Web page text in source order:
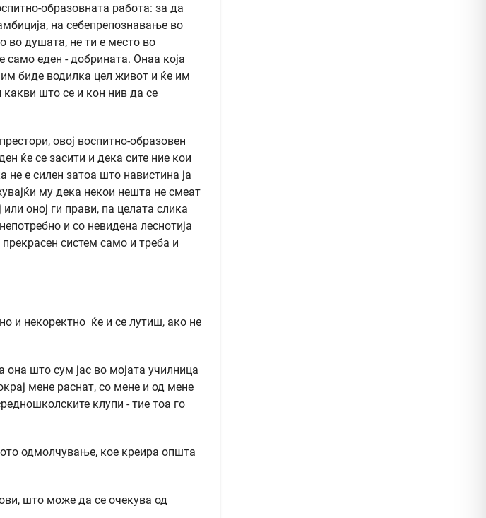
образовната работа: за да
на себепрепознавање во
во душата, не ти е место во
само еден - добрината. Онаа која
им биде водилка цел живот и ќе им
што се и кон нив да се
овој воспитно-образовен
ќе се засити и дека сите ние кои
не е силен затоа што навистина ја
му дека некои нешта не смеат
оној ги прави, па целата слика
и со невидена леснотија
систем само и треба и
и некоректно ќе и се лутиш, ако не
што сум јас во мојата училница
мене раснат, со мене и од мене
клупи - тие тоа го
одмолчување, кое креира општа
што може да се очекува од